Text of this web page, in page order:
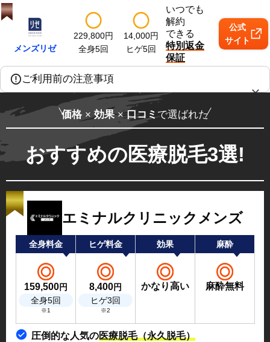
メンズリゼ
229,800円
全身5回
14,000円
ヒゲ5回
いつでも
解約
できる
特別返金
保証
公式
サイト
ご利用前の注意事項
価格 ×効果×口コミで選ばれた
おすすめの医療脱毛3選!
エミナルクリニックメンズ
全身料金 ヒゲ料金 効果 麻酔
159,500円
全身5回
※1
8,400円
ヒゲ3回
※2
かなり高い 麻酔無料
圧倒的な人気の医療脱毛（永久脱毛）